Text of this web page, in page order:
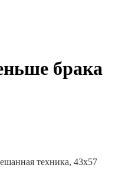
брака
техника, 43х57